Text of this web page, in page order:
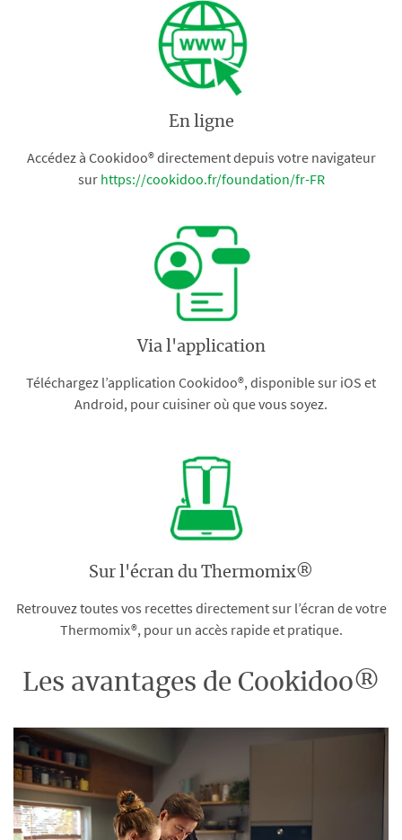
En ligne
Accédez à Cookidoo® directement depuis votre navigateur
sur https://cookidoo.fr/foundation/fr-FR
Via l'application
Téléchargez l’application Cookidoo®, disponible sur iOS et
Android, pour cuisiner où que vous soyez.
Sur l'écran du Thermomix®
Retrouvez toutes vos recettes directement sur l’écran de votre
Thermomix®, pour un accès rapide et pratique.
Les avantages de Cookidoo®